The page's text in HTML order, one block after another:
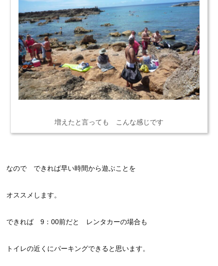
増えたと言っても こんな感じです
なので できれば早い時間から遊ぶことを
オススメします。
できれば 9：00前だと レンタカーの場合も
トイレの近くにパーキングできると思います。